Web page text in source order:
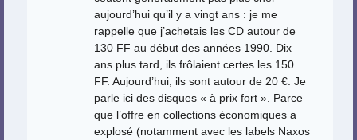
aujourd’hui qu’il y a vingt ans : je me
rappelle que j’achetais les CD autour de
130 FF au début des années 1990. Dix
ans plus tard, ils frôlaient certes les 150
FF. Aujourd’hui, ils sont autour de 20 €. Je
parle ici des disques « à prix fort ». Parce
que l’offre en collections économiques a
explosé (notamment avec les labels Naxos